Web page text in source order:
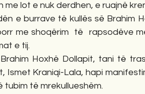
lot e nuk derdhen, e ruajnë
e burrave të kullës së Brahim
me shoqërim  të  rapsodëve
e tij.
Hoxhë Dollapit, tani të
Ismet Kraniqi-Lala, hapi
të mrekullueshëm.